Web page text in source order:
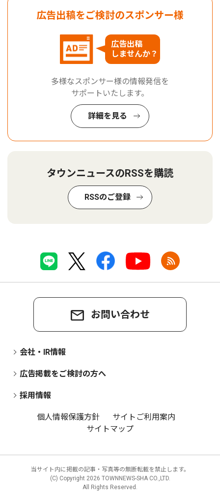
広告出稿をご検討のスポンサー様
広告出稿
しませんか？
多様なスポンサー様の情報発信を
サポートいたします。
詳細を見る
タウンニュースのRSSを購読
RSSのご登録
お問い合わせ
会社・IR情報
広告掲載をご検討の方へ
採用情報
個人情報保護方針
サイトご利用案内
サイトマップ
当サイト内に掲載の記事・写真等の無断転載を禁止します。
(C) Copyright 2026 TOWNNEWS-SHA CO.,LTD.
All Rights Reserved.